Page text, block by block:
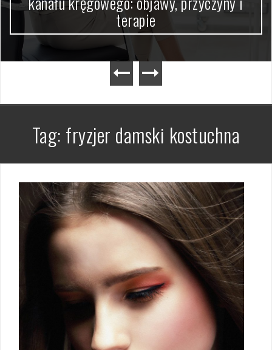
terapie
Tag: fryzjer damski kostuchna